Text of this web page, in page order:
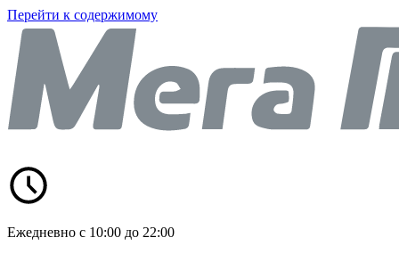
Перейти к содержимому
Ежедневно с 10:00 до 22:00